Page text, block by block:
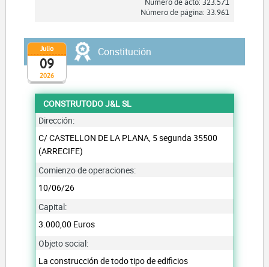
Número de página: 33.961
2026
Julio
09
Constitución
CONSTRUTODO J&L SL
Dirección:
C/ CASTELLON DE LA PLANA, 5 segunda 35500
(ARRECIFE)
Comienzo de operaciones:
10/06/26
Capital:
3.000,00 Euros
Objeto social:
La construcción de todo tipo de edificios